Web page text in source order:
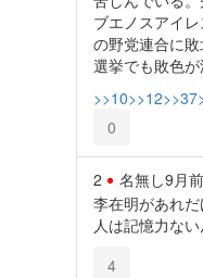
ブエノスアイ
の野党連合に
選挙でも敗色が
>>10>>12>>37
0
2 名無し9月前
李在明があれ
人は記憶力ない
4